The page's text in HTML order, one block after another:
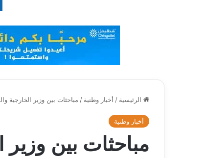
الرئيسية / أخبار وطنية / مباحثات بين وزير الخارجية
أخبار وطنية
مباحثات بين وزير